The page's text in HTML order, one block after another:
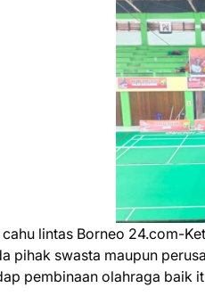
cahu lintas Borneo 24.com-
pihak swasta maupun
pembinaan olahraga baik